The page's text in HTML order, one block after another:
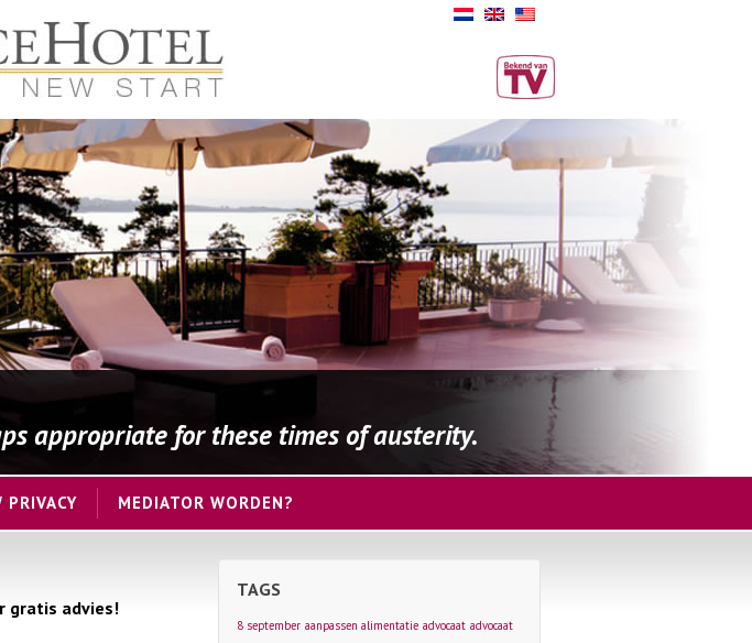
appropriate for these times of austerity.
PRIVACY MEDIATOR WORDEN?
gratis advies!
TAGS
8 september aanpassen alimentatie advocaat advocaat